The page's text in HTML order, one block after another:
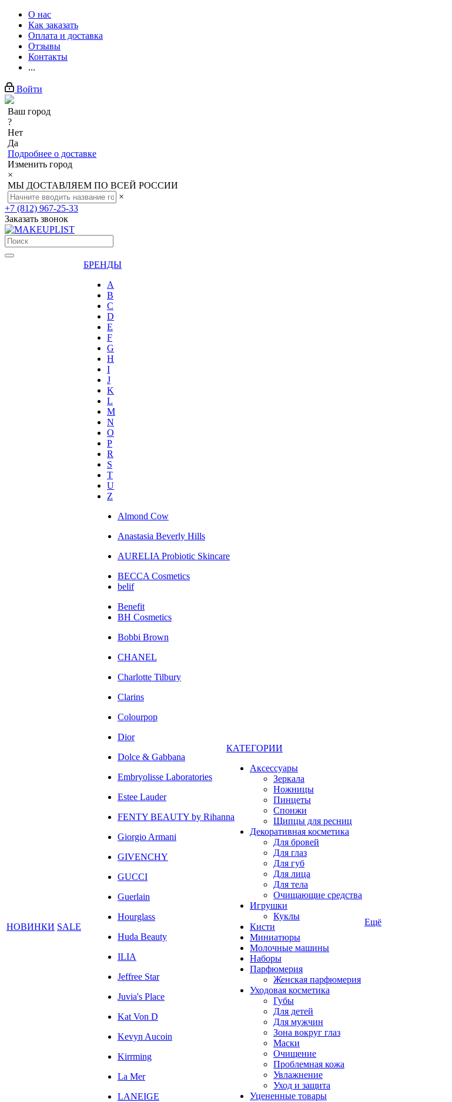
О нас
Как заказать
Оплата и доставка
Отзывы
Контакты
...
Войти
Ваш город
?
Нет
Да
Подробнее о доставке
Изменить город
×
МЫ ДОСТАВЛЯЕМ ПО ВСЕЙ РОССИИ
×
+7 (812) 967-25-33
Заказать звонок
НОВИНКИ SALE
БРЕНДЫ
A
B
C
D
E
F
G
H
I
J
K
L
M
N
O
P
R
S
T
U
Z
Almond Cow
Anastasia Beverly Hills
AURELIA Probiotic Skincare
BECCA Cosmetics
belif
Benefit
BH Cosmetics
Bobbi Brown
CHANEL
Charlotte Tilbury
Clarins
Colourpop
Dior
Dolce & Gabbana
Embryolisse Laboratories
Estee Lauder
FENTY BEAUTY by Rihanna
Giorgio Armani
GIVENCHY
GUCCI
Guerlain
Hourglass
Huda Beauty
ILIA
Jeffree Star
Juvia's Place
Kat Von D
Kevyn Aucoin
Kirrming
La Mer
LANEIGE
КАТЕГОРИИ
Аксессуары
Зеркала
Ножницы
Пинцеты
Спонжи
Щипцы для ресниц
Декоративная косметика
Для бровей
Для глаз
Для губ
Для лица
Для тела
Очищающие средства
Игрушки
Куклы
Кисти
Миниатюры
Молочные машины
Наборы
Парфюмерия
Женская парфюмерия
Уходовая косметика
Губы
Для детей
Для мужчин
Зона вокруг глаз
Маски
Очищение
Проблемная кожа
Увлажнение
Уход и защита
Уцененные товары
Ещё